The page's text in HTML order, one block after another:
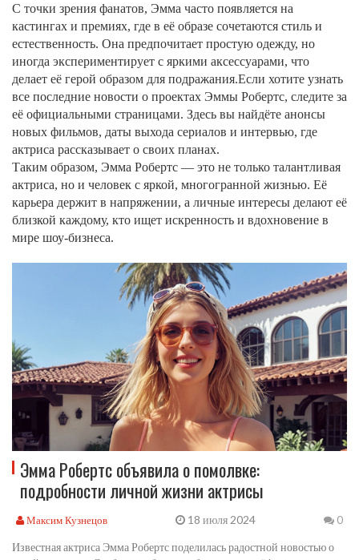
С точки зрения фанатов, Эмма часто появляется на
кастингах и премиях, где в её образе сочетаются стиль и
естественность. Она предпочитает простую одежду, но
иногда экспериментирует с яркими аксессуарами, что
делает её герой образом для подражания.Если хотите узнать
все последние новости о проектах Эммы Робертс, следите за
её официальными страницами. Здесь вы найдёте анонсы
новых фильмов, даты выхода сериалов и интервью, где
актриса рассказывает о своих планах.
Таким образом, Эмма Робертс — это не только талантливая
актриса, но и человек с яркой, многогранной жизнью. Её
карьера держит в напряжении, а личные интересы делают её
близкой каждому, кто ищет искренность и вдохновение в
мире шоу‑бизнеса.
Эмма Робертс объявила о помолвке:
подробности личной жизни актрисы
Максим Кузнецов 18 июля 2024 0
Известная актриса Эмма Робертс поделилась радостной новостью о